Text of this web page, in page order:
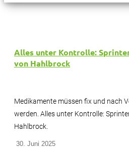
Alles unter Kontrolle:
von Hahlbrock
Medikamente müssen fix und nach
werden. Alles unter Kontrolle:
Hahlbrock.
30. Juni 2025